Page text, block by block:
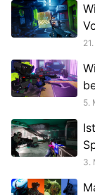
5.
3.